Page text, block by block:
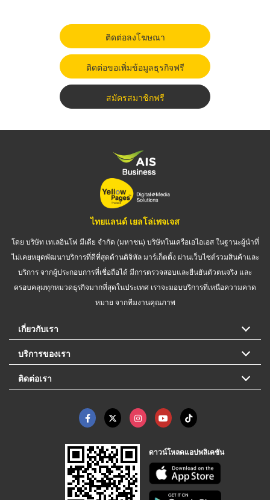
ติดต่อลงโฆษณา
ติดต่อขอเพิ่มข้อมูลธุรกิจฟรี
สมัครสมาชิกฟรี
ไทยแลนด์ เยลโล่เพจเจส
โดย บริษัท เทเลอินโฟ มีเดีย จำกัด (มหาชน) บริษัทในเครือเอไอเอส ในฐานะผู้นำที่
ไม่เคยหยุดพัฒนาบริการที่ดีที่สุดด้านดิจิทัล มาร์เก็ตติ้ง ผ่านเว็บไซต์รวมสินค้าและ
บริการ จากผู้ประกอบการที่เชื่อถือได้ มีการตรวจสอบและยืนยันตัวตนจริง และ
ครอบคลุมทุกหมวดธุรกิจมากที่สุดในประเทศ เราจะมอบบริการที่เหนือความคาด
หมาย จากทีมงานคุณภาพ
เกี่ยวกับเรา
บริการของเรา
ติดต่อเรา
ดาวน์โหลดแอปพลิเคชัน